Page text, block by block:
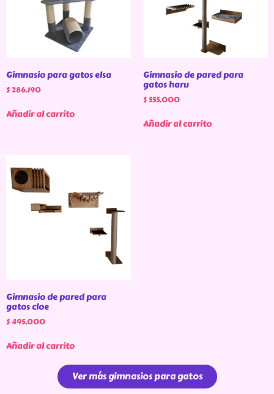
Gimnasio para gatos elsa
$286.190
Añadir al carrito
Gimnasio de pared para
gatos haru
$555.000
Añadir al carrito
Gimnasio de pared para
gatos cloe
$495.000
Añadir al carrito
Ver más gimnasios para gatos